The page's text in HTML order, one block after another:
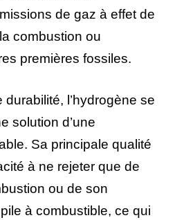
de gaz à effet de
combustion ou
premières fossiles.
l’hydrogène se
solution d’une
Sa principale qualité
à ne rejeter que de
ou de son
à combustible, ce qui